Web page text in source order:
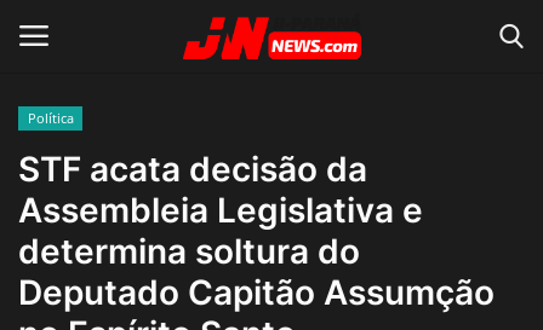
Home
Contato
Política
STF acata decisão da
Assembleia Legislativa e
determina soltura do
Deputado Capitão Assumção